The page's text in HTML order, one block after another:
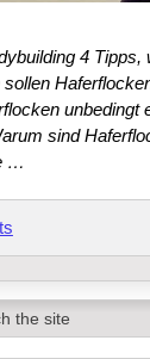
4
unbedingt
sind
…